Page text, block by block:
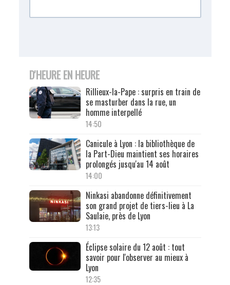
D'HEURE EN HEURE
Rillieux-la-Pape : surpris en train de
se masturber dans la rue, un
homme interpellé
14:50
Canicule à Lyon : la bibliothèque de
la Part-Dieu maintient ses horaires
prolongés jusqu'au 14 août
14:00
Ninkasi abandonne définitivement
son grand projet de tiers-lieu à La
Saulaie, près de Lyon
13:13
Éclipse solaire du 12 août : tout
savoir pour l'observer au mieux à
Lyon
12:35